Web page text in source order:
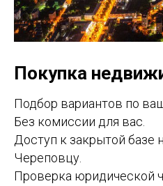
Покупка
Подбор вариантов по
Без комиссии для вас.
Доступ к закрытой базе
Череповцу.
Проверка юридической